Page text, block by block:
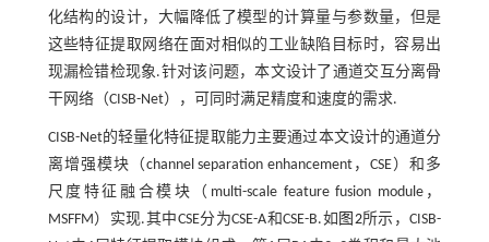
化结构的设计，大幅降低了模型的计算量与参数量，但是
这些特征提取网络在面对相似的工业缺陷目标时，容易出
现漏检错检现象.针对该问题，本文设计了通道交互分离骨
干网络（CISB-Net），可同时满足精度和速度的需求.
CISB-Net的轻量化特征提取能力主要通过本文设计的通道分
离增强模块（channel separation enhancement，CSE）和多
尺度特征融合模块（multi-scale feature fusion module，
MSFFM）实现.其中CSE分为CSE-A和CSE-B.如 图2所示，CISB-